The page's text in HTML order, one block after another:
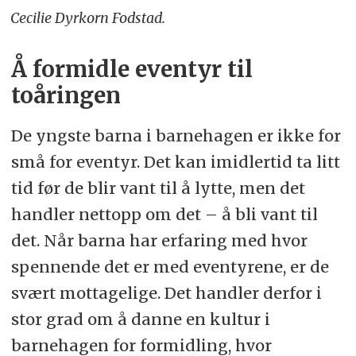
Cecilie Dyrkorn Fodstad.
Å formidle eventyr til
toåringen
De yngste barna i barnehagen er ikke for
små for eventyr. Det kan imidlertid ta litt
tid før de blir vant til å lytte, men det
handler nettopp om det – å bli vant til
det. Når barna har erfaring med hvor
spennende det er med eventyrene, er de
svært mottagelige. Det handler derfor i
stor grad om å danne en kultur i
barnehagen for formidling, hvor